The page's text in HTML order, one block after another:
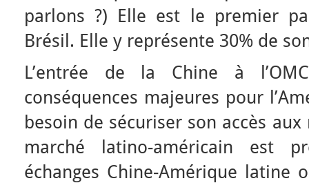
parlons ?) Elle est le premier
Brésil. Elle y représente 30% de
L’entrée de la Chine à
conséquences majeures pour
besoin de sécuriser son accès
marché latino-américain est
échanges Chine-Amérique latine